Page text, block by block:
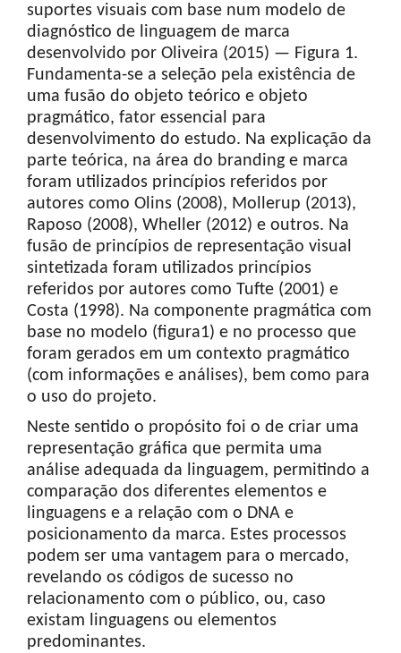
suportes visuais com base num modelo de
diagnóstico de linguagem de marca
desenvolvido por Oliveira (2015) — Figura 1.
Fundamenta-se a seleção pela existência de
uma fusão do objeto teórico e objeto
pragmático, fator essencial para
desenvolvimento do estudo. Na explicação da
parte teórica, na área do branding e marca
foram utilizados princípios referidos por
autores como Olins (2008), Mollerup (2013),
Raposo (2008), Wheller (2012) e outros. Na
fusão de princípios de representação visual
sintetizada foram utilizados princípios
referidos por autores como Tufte (2001) e
Costa (1998). Na componente pragmática com
base no modelo (figura1) e no processo que
foram gerados em um contexto pragmático
(com informações e análises), bem como para
o uso do projeto.
Neste sentido o propósito foi o de criar uma
representação gráfica que permita uma
análise adequada da linguagem, permitindo a
comparação dos diferentes elementos e
linguagens e a relação com o DNA e
posicionamento da marca. Estes processos
podem ser uma vantagem para o mercado,
revelando os códigos de sucesso no
relacionamento com o público, ou, caso
existam linguagens ou elementos
predominantes.